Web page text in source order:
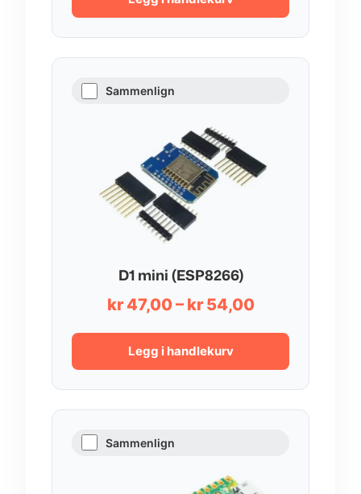
Sammenlign
D1 mini (ESP8266)
kr47,00– kr54,00Prisområde:
kr 47,00
kr 54,00
Legg i handlekurv
Sammenlign